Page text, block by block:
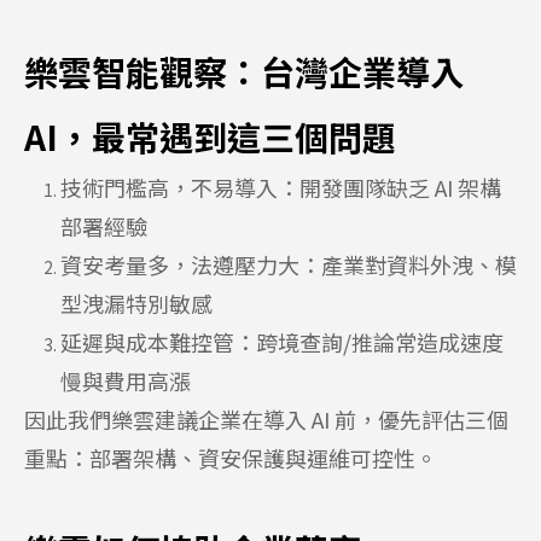
樂雲智能觀察：台灣企業導入
AI ，最常遇到這三個問題
技術門檻高，不易導入：開發團隊缺乏 AI架構
部署經驗
資安考量多，法遵壓力大：產業對資料外洩、模
型洩漏特別敏感
延遲與成本難控管：跨境查詢/推論常造成速度
慢與費用高漲
因此我們樂雲建議企業在導入 AI 前，優先評估三個
重點：部署架構、資安保護與運維可控性。